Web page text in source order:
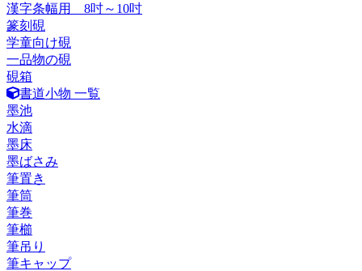
漢字条幅用 8吋～10吋
篆刻硯
学童向け硯
一品物の硯
硯箱
書道小物 一覧
墨池
水滴
墨床
墨ばさみ
筆置き
筆筒
筆巻
筆櫛
筆吊り
筆キャップ